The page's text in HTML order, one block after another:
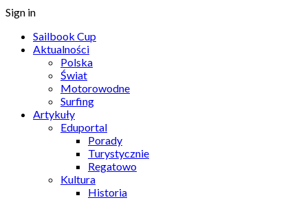
Sign in
Sailbook Cup
Aktualności
Polska
Świat
Motorowodne
Surfing
Artykuły
Eduportal
Porady
Turystycznie
Regatowo
Kultura
Historia